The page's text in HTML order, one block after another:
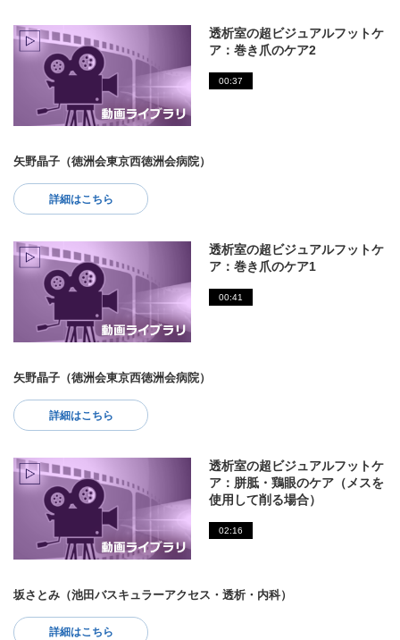
透析室の超ビジュアルフットケ
ア：巻き爪のケア2
00:37
矢野晶子（徳洲会東京西徳洲会病院）
詳細はこちら
透析室の超ビジュアルフットケ
ア：巻き爪のケア1
00:41
矢野晶子（徳洲会東京西徳洲会病院）
詳細はこちら
透析室の超ビジュアルフットケ
ア：胼胝・鶏眼のケア（メスを
使用して削る場合）
02:16
坂さとみ（池田バスキュラーアクセス・透析・内科）
詳細はこちら